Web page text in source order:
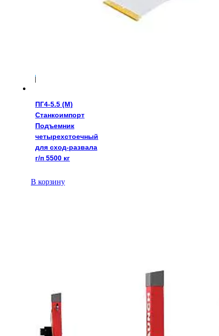
ПГ4-5.5 (М)
Станкоимпорт
Подъемник
четырехстоечный
для сход-развала
г/п 5500 кг
В корзину